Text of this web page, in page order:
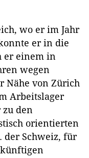
wo er im Jahr
er in die
er einem in
wegen
Nähe von Zürich
Arbeitslager
zu den
orientierten
der Schweiz, für